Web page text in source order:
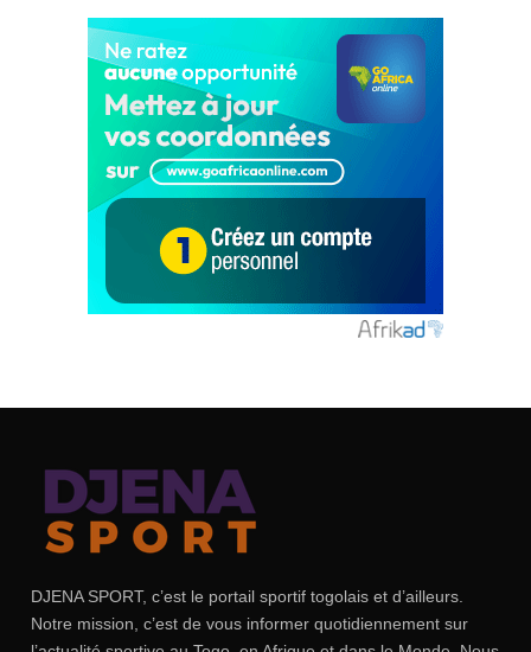
DJENA SPORT, c’est le portail sportif togolais et d’ailleurs.
Notre mission, c’est de vous informer quotidiennement sur